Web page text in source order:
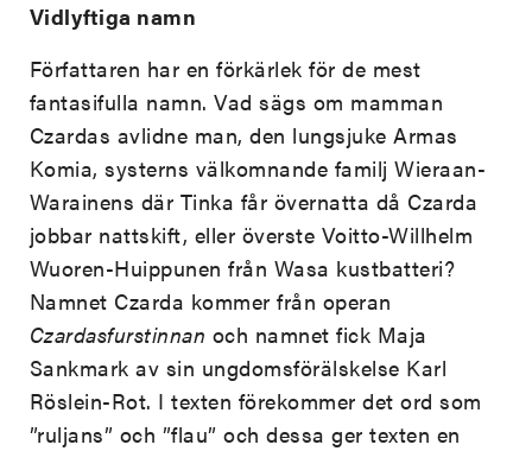
Vidlyftiga namn
Författaren har en förkärlek för de mest
fantasifulla namn. Vad sägs om mamman
Czardas avlidne man, den lungsjuke Armas
Komia, systerns välkomnande familj Wieraan-
Warainens där Tinka får övernatta då Czarda
jobbar nattskift, eller överste Voitto-Willhelm
Wuoren-Huippunen från Wasa kustbatteri?
Namnet Czarda kommer från operan
Czardasfurstinnan och namnet fick Maja
Sankmark av sin ungdomsförälskelse Karl
Röslein-Rot. I texten förekommer det ord som
”ruljans” och ”flau” och dessa ger texten en